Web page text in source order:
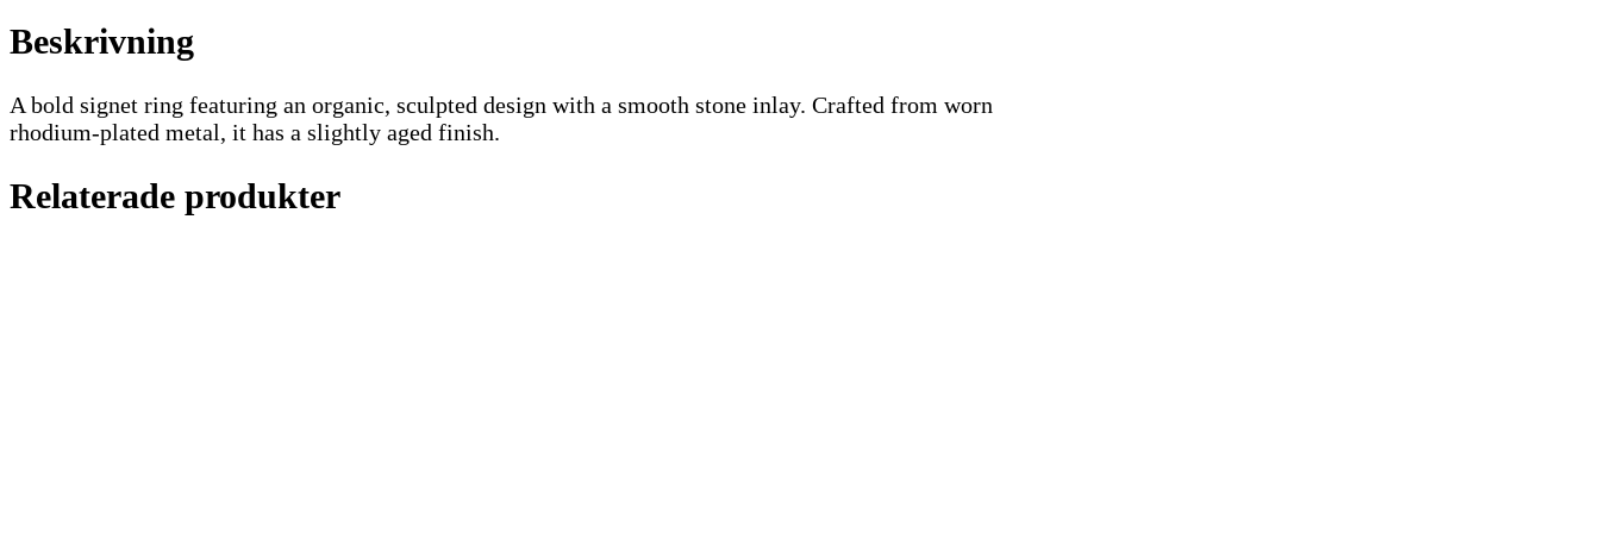
Beskrivning
A bold signet ring featuring an organic, sculpted design with a smooth stone inlay. Crafted from worn
rhodium-plated metal, it has a slightly aged finish.
Relaterade produkter